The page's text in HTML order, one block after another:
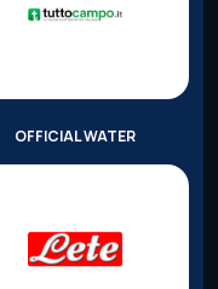
OFFICIAL WATER